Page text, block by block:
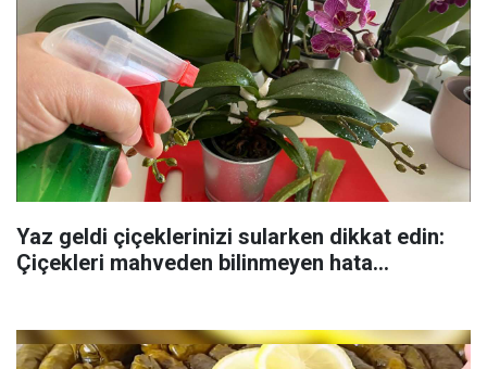
Yaz geldi çiçeklerinizi sularken dikkat edin:
Çiçekleri mahveden bilinmeyen hata...